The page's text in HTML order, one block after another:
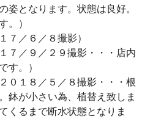
姿となります。状態は良好。
。）
７／６／８撮影）
７／９／２９撮影・・・店内
す。）
０１８／５／８撮影・・・根
鉢が小さい為、植替え致しま
くるまで断水状態となりま